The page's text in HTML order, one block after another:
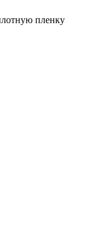
пленку